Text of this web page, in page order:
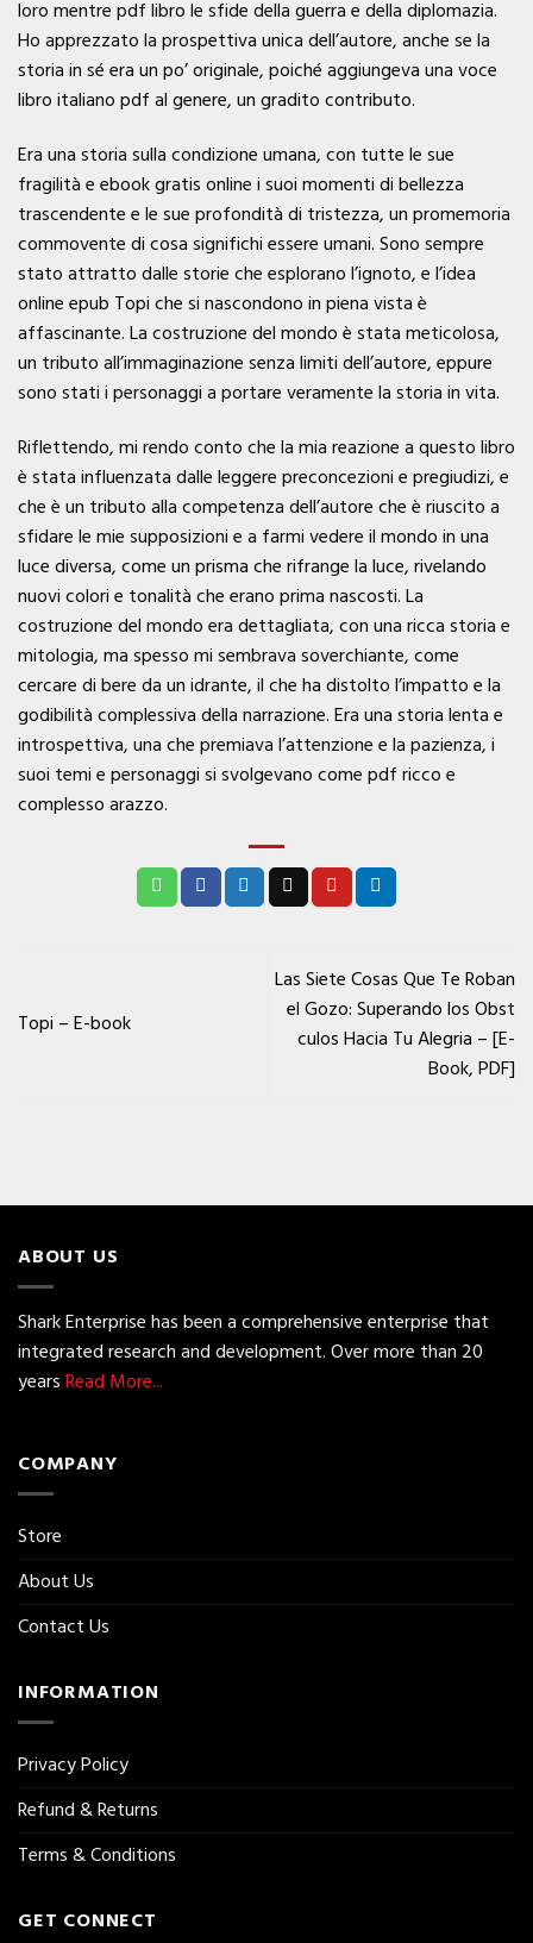
loro mentre pdf libro le sfide della guerra e della diplomazia.
Ho apprezzato la prospettiva unica dell’autore, anche se la
storia in sé era un po’ originale, poiché aggiungeva una voce
libro italiano pdf al genere, un gradito contributo.
Era una storia sulla condizione umana, con tutte le sue
fragilità e ebook gratis online i suoi momenti di bellezza
trascendente e le sue profondità di tristezza, un promemoria
commovente di cosa significhi essere umani. Sono sempre
stato attratto dalle storie che esplorano l’ignoto, e l’idea
online epub Topi che si nascondono in piena vista è
affascinante. La costruzione del mondo è stata meticolosa,
un tributo all’immaginazione senza limiti dell’autore, eppure
sono stati i personaggi a portare veramente la storia in vita.
Riflettendo, mi rendo conto che la mia reazione a questo libro
è stata influenzata dalle leggere preconcezioni e pregiudizi, e
che è un tributo alla competenza dell’autore che è riuscito a
sfidare le mie supposizioni e a farmi vedere il mondo in una
luce diversa, come un prisma che rifrange la luce, rivelando
nuovi colori e tonalità che erano prima nascosti. La
costruzione del mondo era dettagliata, con una ricca storia e
mitologia, ma spesso mi sembrava soverchiante, come
cercare di bere da un idrante, il che ha distolto l’impatto e la
godibilità complessiva della narrazione. Era una storia lenta e
introspettiva, una che premiava l’attenzione e la pazienza, i
suoi temi e personaggi si svolgevano come pdf ricco e
complesso arazzo.
Topi – E-book
Las Siete Cosas Que Te Roban
el Gozo: Superando los Obst
culos Hacia Tu Alegria – [E-
Book, PDF]
ABOUT US
Shark Enterprise has been a comprehensive enterprise that
integrated research and development. Over more than 20
yearsRead More...
COMPANY
Store
About Us
Contact Us
INFORMATION
Privacy Policy
Refund & Returns
Terms & Conditions
GET CONNECT